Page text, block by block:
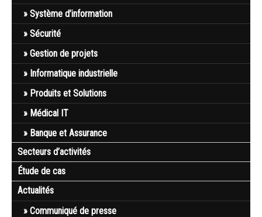
Système d’information
Sécurité
Gestion de projets
Informatique industrielle
Produits et Solutions
Médical IT
Banque et Assurance
Secteurs d’activités
Étude de cas
Actualités
Communiqué de presse